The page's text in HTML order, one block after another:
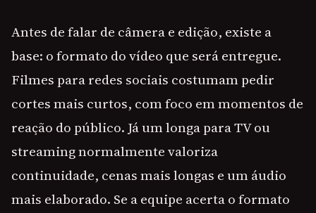
Antes de falar de câmera e edição, existe a
base: o formato do vídeo que será entregue.
Filmes para redes sociais costumam pedir
cortes mais curtos, com foco em momentos de
reação do público. Já um longa para TV ou
streaming normalmente valoriza
continuidade, cenas mais longas e um áudio
mais elaborado. Se a equipe acerta o formato